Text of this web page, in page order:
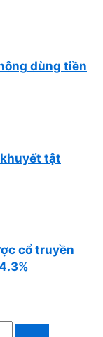
dùng tiền
tật
cổ truyền